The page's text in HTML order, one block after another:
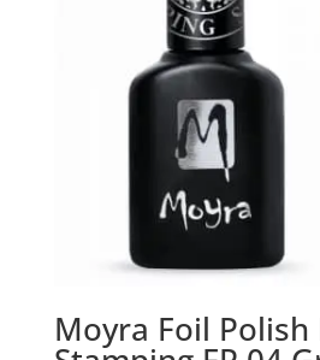
Moyra Foil Polish